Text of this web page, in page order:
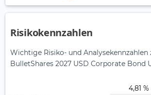
Risikokennzahlen
Wichtige Risiko- und Analysekennzahlen
BulletShares 2027 USD Corporate Bond
4,81 %